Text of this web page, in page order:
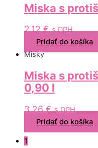
Miska s
2,12€ s DPH
Pridať do košíka
Misky
Miska s
0,90 l
3,26€ s DPH
Pridať do košíka
1